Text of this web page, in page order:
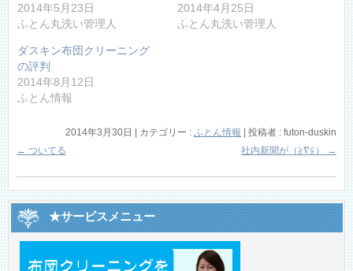
2014年5月23日
ふとん丸洗い管理人
2014年4月25日
ふとん丸洗い管理人
ダスキン布団クリーニング
の評判
2014年8月12日
ふとん情報
2014年3月30日 カテゴリー : ふとん情報
投稿者 : futon-duskin
← ついてる 社内新聞が（≧∇≦） →
★サービスメニュー